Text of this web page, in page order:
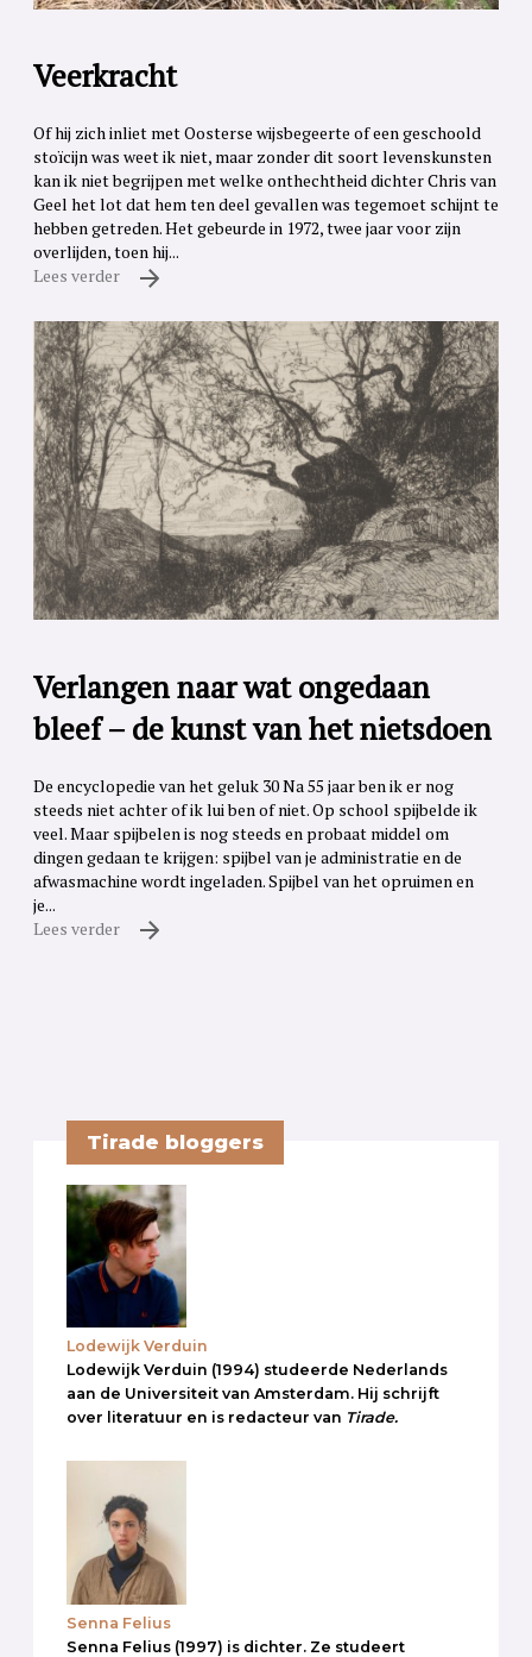
Veerkracht
Of hij zich inliet met Oosterse wijsbegeerte of een geschoold
stoïcijn was weet ik niet, maar zonder dit soort levenskunsten
kan ik niet begrijpen met welke onthechtheid dichter Chris van
Geel het lot dat hem ten deel gevallen was tegemoet schijnt te
hebben getreden. Het gebeurde in 1972, twee jaar voor zijn
overlijden, toen hij...
Lees verder
Verlangen naar wat ongedaan
bleef – de kunst van het nietsdoen
De encyclopedie van het geluk 30 Na 55 jaar ben ik er nog
steeds niet achter of ik lui ben of niet. Op school spijbelde ik
veel. Maar spijbelen is nog steeds en probaat middel om
dingen gedaan te krijgen: spijbel van je administratie en de
afwasmachine wordt ingeladen. Spijbel van het opruimen en
je...
Lees verder
Tirade bloggers
Lodewijk Verduin
Lodewijk Verduin (1994) studeerde Nederlands
aan de Universiteit van Amsterdam. Hij schrijft
over literatuur en is redacteur van Tirade.
Senna Felius
Senna Felius (1997) is dichter. Ze studeert